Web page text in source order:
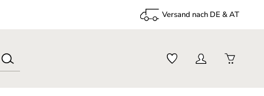
Versand nach DE & AT